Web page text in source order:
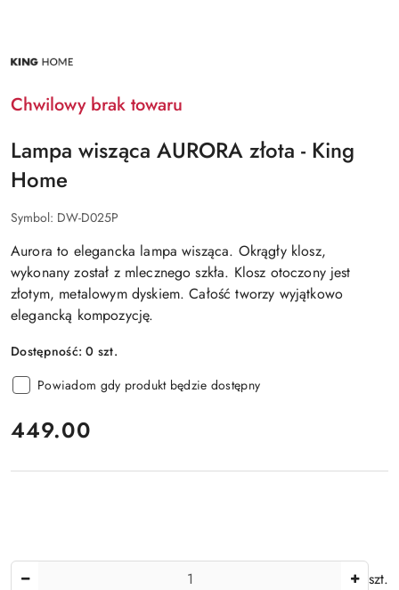
NAZWA
PRODUCENTA:
HOME
Chwilowy brak towaru
Lampa wisząca AURORA złota - King
Home
Symbol: DW-D025P
Aurora to elegancka lampa wisząca. Okrągły klosz,
wykonany został z mlecznego szkła. Klosz otoczony jest
złotym, metalowym dyskiem. Całość tworzy wyjątkowo
elegancką kompozycję.
Dostępność:0 szt.
Powiadom gdy produkt będzie dostępny
cena:
449.00
szt.